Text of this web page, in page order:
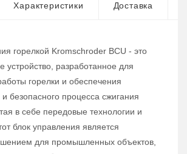
Характеристики Доставка
горелкой Kromschroder BCU - это
устройство, разработанное для
горелки и обеспечения
безопасного процесса сжигания
в себе передовые технологии и
блок управления является
для промышленных объектов,